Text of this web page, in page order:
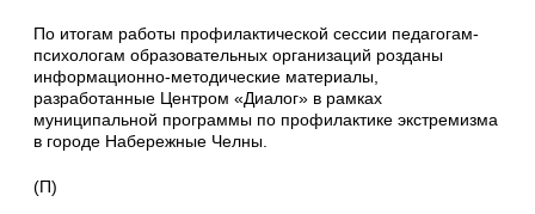
По итогам работы профилактической сессии педагогам-
психологам образовательных организаций розданы
информационно-методические материалы,
разработанные Центром «Диалог» в рамках
муниципальной программы по профилактике экстремизма
в городе Набережные Челны.
(П)